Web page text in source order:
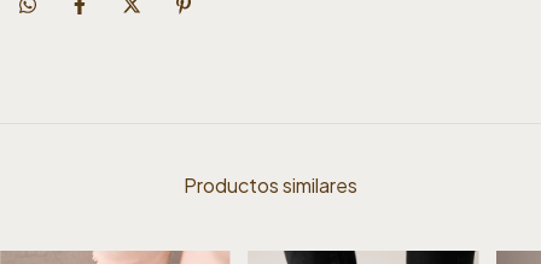
Productos similares